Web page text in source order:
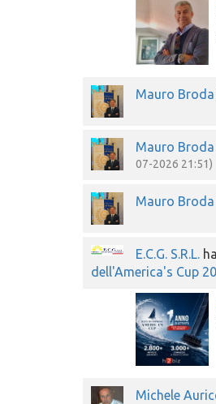
Mauro Broda
Mauro Broda
07-2026 21:51)
Mauro Broda
E.C.G. S.R.L.
dell'America's Cup
Michele